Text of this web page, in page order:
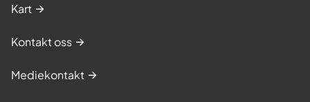
Kart
Kontakt oss
Mediekontakt